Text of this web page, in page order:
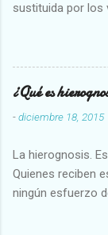
sustituida por los
Abundante-
Vulgar Enérgico-
Intelectuales
Evidente-
malvado Justo-
Armonioso-
¿Qué es
-diciembre 18, 2015
La hierognosis.
Quienes reciben
ningún esfuerzo